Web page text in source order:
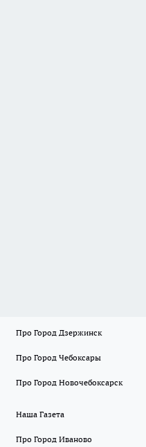
Про Город Дзержинск
Про Город Чебоксары
Про Город Новочебоксарск
Наша Газета
Про Город Иваново